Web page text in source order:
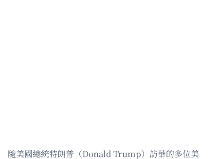
隨美國總統特朗普（Donald Trump）訪華的多位美